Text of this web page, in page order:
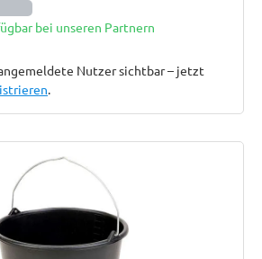
bei unseren Partnern
Nutzer sichtbar – jetzt
.